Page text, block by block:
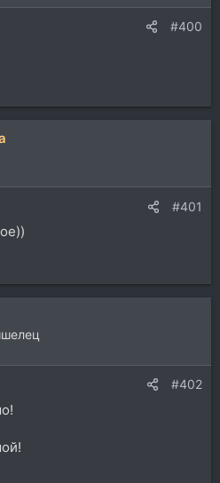
#400
#401
#402